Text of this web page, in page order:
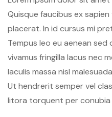
Quisque faucibus ex
placerat. In id cursus mi
Tempus leo eu aenean sed
vivamus fringilla lacus nec
Iaculis massa nisl
Ut hendrerit semper vel
litora torquent per